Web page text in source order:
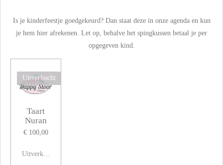
Is je kinderfeestje goedgekeurd? Dan staat deze in onze agenda en kun
je hem hier afrekenen. Let op, behalve het spingkussen betaal je per
opgegeven kind.
Uitverkocht
Taart
Nuran
€ 100,00
Uitverkocht